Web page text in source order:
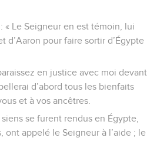
« Le Seigneur en est témoin, lui
d’Aaron pour faire sortir d’Égypte
en justice avec moi devant
d’abord tous les bienfaits
et à vos ancêtres.
se furent rendus en Égypte,
ont appelé le Seigneur à l’aide ; le